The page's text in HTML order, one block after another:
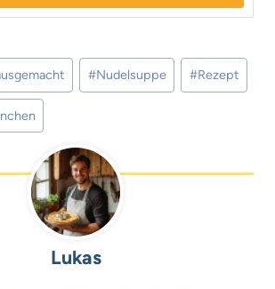
#Nudelsuppe #Rezept
Lukas